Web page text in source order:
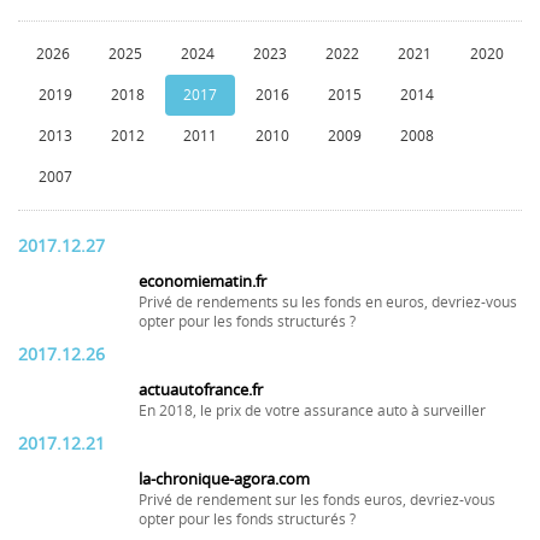
2026 2025 2024 2023 2022 2021 2020
2019 2018 2017 2016 2015 2014
2013 2012 2011 2010 2009 2008
2007
2017.12.27
economiematin.fr
Privé de rendements su les fonds en euros, devriez-vous
opter pour les fonds structurés ?
2017.12.26
actuautofrance.fr
En 2018, le prix de votre assurance auto à surveiller
2017.12.21
la-chronique-agora.com
Privé de rendement sur les fonds euros, devriez-vous
opter pour les fonds structurés ?